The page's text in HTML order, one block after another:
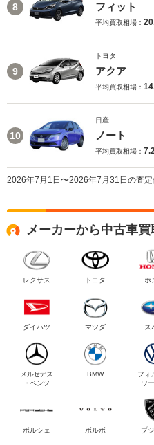
8 フィット
平均買取相場：
9
トヨタ
アクア
平均買取相場：
10
日産
ノート
平均買取相場：
2026年7月1日〜2026年7月31日の査定
メーカーから中古車
レクサス トヨタ ホ
ダイハツ マツダ ス
メルセデス
・ベンツ
BMW
フォ
ワ
ポルシェ ボルボ プ